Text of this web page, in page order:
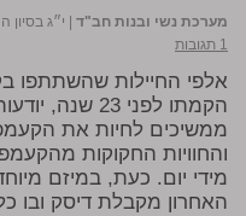
מערכת נשי ובנות חב"ד י״ג בסיון
1 תגובות
אלפי החיילות שהשתתפו
הקמתו לפני
ממשיכים לחיות את
והחוויות החקוקות
מידי יום. כעת, במיזם
האחרון מקבלת דיסק